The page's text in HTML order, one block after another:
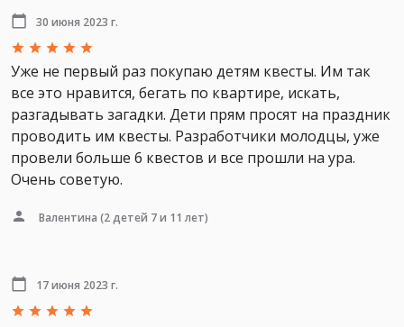
30 июня 2023 г.
Уже не первый раз покупаю детям квесты. Им так
все это нравится, бегать по квартире, искать,
разгадывать загадки. Дети прям просят на праздник
проводить им квесты. Разработчики молодцы, уже
провели больше 6 квестов и все прошли на ура.
Очень советую.
Валентина (2 детей 7 и 11 лет)
17 июня 2023 г.